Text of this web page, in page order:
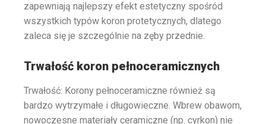
zapewniają najlepszy efekt estetyczny spośród
wszystkich typów koron protetycznych, dlatego
zaleca się je szczególnie na zęby przednie.
Trwałość koron pełnoceramicznych
Trwałość: Korony pełnoceramiczne również są
bardzo wytrzymałe i długowieczne. Wbrew obawom,
nowoczesne materiały ceramiczne (np. cyrkon) nie